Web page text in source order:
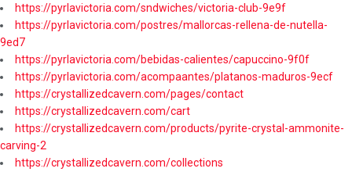
https://pyrlavictoria.com/sndwiches/victoria-club-9e9f
https://pyrlavictoria.com/postres/mallorcas-rellena-de-nutella-
9ed7
https://pyrlavictoria.com/bebidas-calientes/capuccino-9f0f
https://pyrlavictoria.com/acompaantes/platanos-maduros-9ecf
https://crystallizedcavern.com/pages/contact
https://crystallizedcavern.com/cart
https://crystallizedcavern.com/products/pyrite-crystal-ammonite-
carving-2
https://crystallizedcavern.com/collections